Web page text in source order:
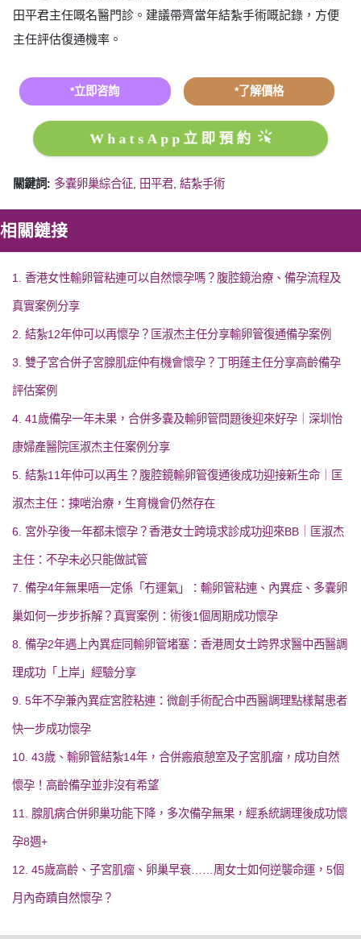
田平君主任嘅名醫門診。建議帶齊當年結紮手術嘅記錄，方便
主任評估復通機率。
*立即咨詢 *了解價格
WhatsApp立即預約
關鍵詞: 多囊卵巢綜合征, 田平君, 結紮手術
相關鏈接
1. 香港女性輸卵管粘連可以自然懷孕嗎？腹腔鏡治療、備孕流程及
真實案例分享
2. 結紮12年仲可以再懷孕？匡淑杰主任分享輸卵管復通備孕案例
3. 雙子宮合併子宮腺肌症仲有機會懷孕？丁明蓬主任分享高齡備孕
評估案例
4. 41歲備孕一年未果，合併多囊及輸卵管問題後迎來好孕｜深圳怡
康婦產醫院匡淑杰主任案例分享
5. 結紮11年仲可以再生？腹腔鏡輸卵管復通後成功迎接新生命｜匡
淑杰主任：揀啱治療，生育機會仍然存在
6. 宮外孕後一年都未懷孕？香港女士跨境求診成功迎來BB｜匡淑杰
主任：不孕未必只能做試管
7. 備孕4年無果唔一定係「冇運氣」：輸卵管粘連、內異症、多囊卵
巢如何一步步拆解？真實案例：術後1個周期成功懷孕
8. 備孕2年遇上內異症同輸卵管堵塞：香港周女士跨界求醫中西醫調
理成功「上岸」經驗分享
9. 5年不孕兼內異症宮腔粘連：微創手術配合中西醫調理點樣幫患者
快一步成功懷孕
10. 43歲、輸卵管結紮14年，合併瘢痕憩室及子宮肌瘤，成功自然
懷孕！高齡備孕並非沒有希望
11. 腺肌病合併卵巢功能下降，多次備孕無果，經系統調理後成功懷
孕8週+
12. 45歲高齡、子宮肌瘤、卵巢早衰……周女士如何逆襲命運，5個
月內奇蹟自然懷孕？